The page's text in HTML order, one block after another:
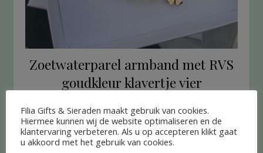
Zoetwaterparel armband met RVS
goudkleur klavertje vier
LEES VERDER
Filia Gifts & Sieraden maakt gebruik van cookies.
Hiermee kunnen wij de website optimaliseren en de
klantervaring verbeteren. Als u op accepteren klikt gaat